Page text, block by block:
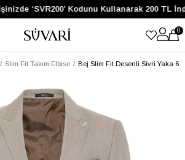
‘SVR200’ Kodunu Kullanarak 200 TL
0
Slim Fit Takım Elbise Bej Slim Fit Desenli Sivri Yaka 6